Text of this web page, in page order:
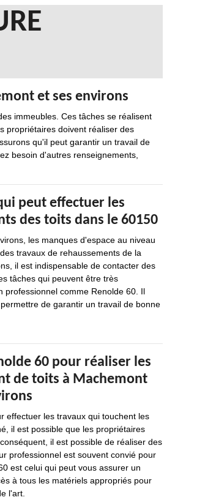
et ses environs
immeubles. Ces tâches se réalisent
propriétaires doivent réaliser des
qu'il peut garantir un travail de
besoin d'autres renseignements,
peut effectuer les
des toits dans le 60150
les manques d'espace au niveau
travaux de rehaussements de la
il est indispensable de contacter des
tâches qui peuvent être très
professionnel comme Renolde 60. Il
de garantir un travail de bonne
60 pour réaliser les
de toits à Machemont
effectuer les travaux qui touchent les
il est possible que les propriétaires
il est possible de réaliser des
professionnel est souvent convié pour
est celui qui peut vous assurer un
à tous les matériels appropriés pour
l'art.